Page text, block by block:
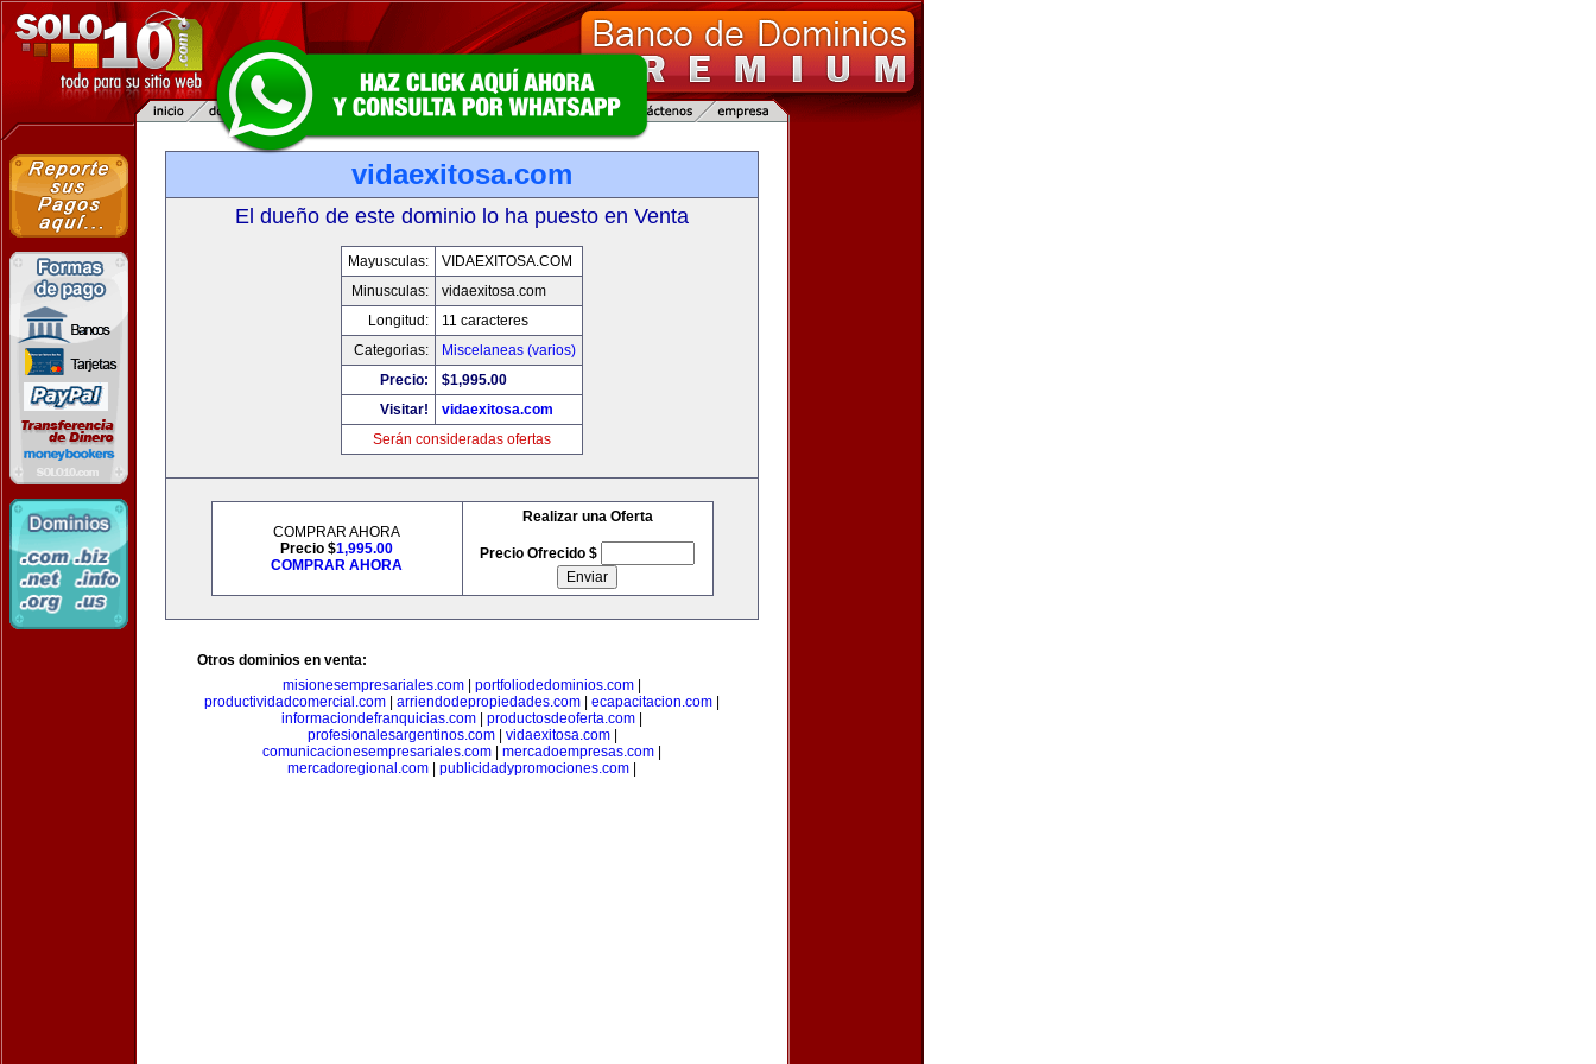
vidaexitosa.com
El dueño de este dominio lo ha puesto en Venta
Mayusculas:
VIDAEXITOSA.COM
Minusculas:
vidaexitosa.com
Longitud:
11 caracteres
Categorias:
Miscelaneas (varios)
Precio:
$1,995.00
Visitar!
vidaexitosa.com
Serán consideradas ofertas
COMPRAR AHORA
Precio $1,995.00
COMPRAR AHORA
Realizar una Oferta
Precio Ofrecido $
Otros dominios en venta:
misionesempresariales.com
portfoliodedominios.com
productividadcomercial.com
arriendodepropiedades.com ecapacitacion.com
informaciondefranquicias.com
productosdeoferta.com
profesionalesargentinos.com| vidaexitosa.com|
comunicacionesempresariales.com
mercadoempresas.com
mercadoregional.com
publicidadypromociones.com